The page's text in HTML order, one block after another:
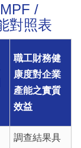
/
對照表
職工財務健
康度對企業
產能之實質
效益
調查結果具